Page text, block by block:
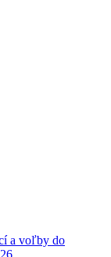
a voľby do